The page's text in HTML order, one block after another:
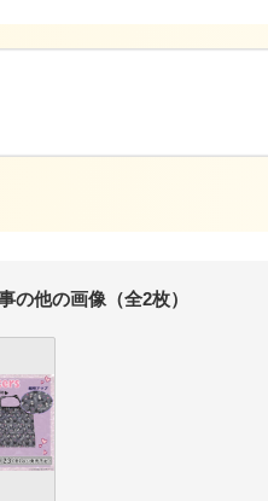
の他の画像（全2枚）